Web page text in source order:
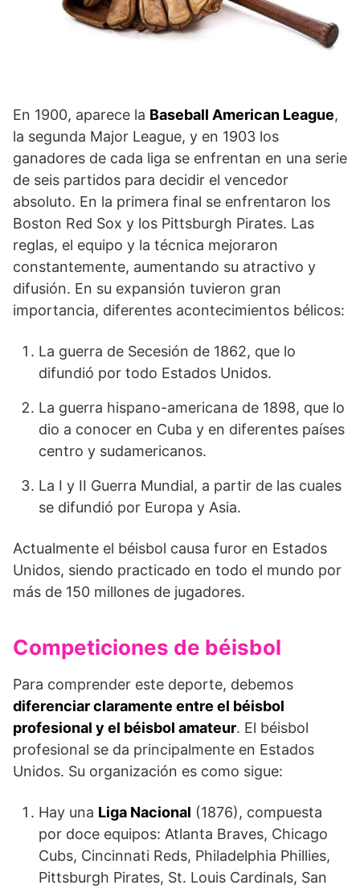
En 1900, aparece la Baseball American League,
la segunda Major League, y en 1903 los
ganadores de cada liga se enfrentan en una serie
de seis partidos para decidir el vencedor
absoluto. En la primera final se enfrentaron los
Boston Red Sox y los Pittsburgh Pirates. Las
reglas, el equipo y la técnica mejoraron
constantemente, aumentando su atractivo y
difusión. En su expansión tuvieron gran
importancia, diferentes acontecimientos bélicos:
La guerra de Sece­sión de 1862, que lo
difundió por todo Estados Unidos.
La guerra hispano-americana de 1898, que lo
dio a conocer en Cuba y en diferentes países
centro y sudamericanos.
La I y II Guerra Mundial, a partir de las cuales
se difundió por Europa y Asia.
Actualmente el béisbol causa furor en Estados
Unidos, siendo practicado en todo el mundo por
más de 150 millones de jugadores.
Competiciones de béisbol
Para comprender este deporte, debemos
diferenciar claramente entre el béisbol
profesional y el béisbol amateur. El béisbol
profesional se da principalmente en Estados
Unidos. Su organización es como sigue:
Hay una Liga Nacional (1876), compuesta
por doce equipos: Atlanta Braves, Chicago
Cubs, Cin­cinnati Reds, Philadelphia Phillies,
Pittsburgh Pirates, St. Louis Cardinals, San